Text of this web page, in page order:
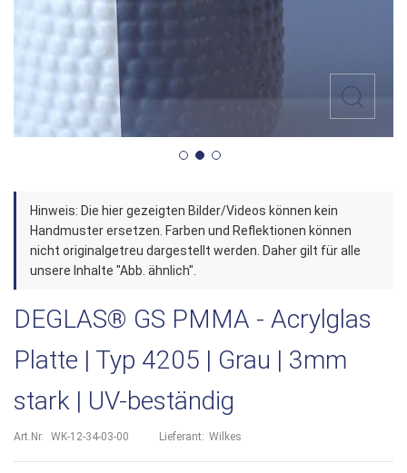
Zum
Anfang
der
Bildergalerie
Hinweis: Die hier gezeigten Bilder/Videos können kein
Handmuster ersetzen. Farben und Reflektionen können
nicht originalgetreu dargestellt werden. Daher gilt für alle
unsere Inhalte "Abb. ähnlich".
DEGLAS® GS PMMA - Acrylglas
Platte | Typ 4205 | Grau | 3mm
stark | UV-beständig
Art.Nr. WK-12-34-03-00 Lieferant: Wilkes